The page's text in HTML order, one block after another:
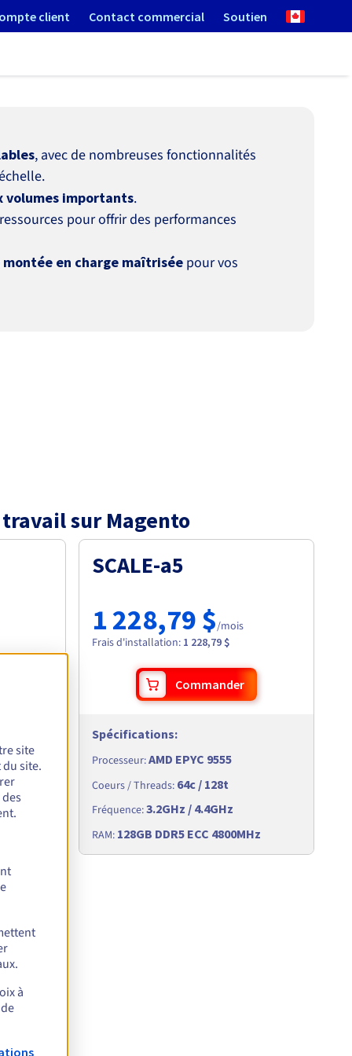
client Contact commercial Soutien
, avec de nombreuses fonctionnalités
volumes importants.
pour offrir des performances
en charge maîtrisée pour vos
sur Magento
SCALE-a5
1 228,79 $/mois
Frais d'installation: 1 228,79 $
Commander
Spécifications:
Processeur:AMD EPYC 9555
Coeurs / Threads: 64c / 128t
Fréquence:3.2GHz / 4.4GHz
RAM: 128GB DDR5 ECC 4800MHz
-
site
site.
à